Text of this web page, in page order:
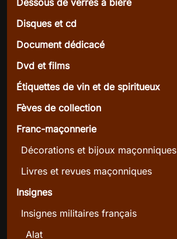
Disques et cd
Document dédicacé
Dvd et films
Étiquettes de vin et de spiritueux
Fèves de collection
Franc-maçonnerie
Décorations et bijoux maçonniques
Livres et revues maçonniques
Insignes
Insignes militaires français
Alat